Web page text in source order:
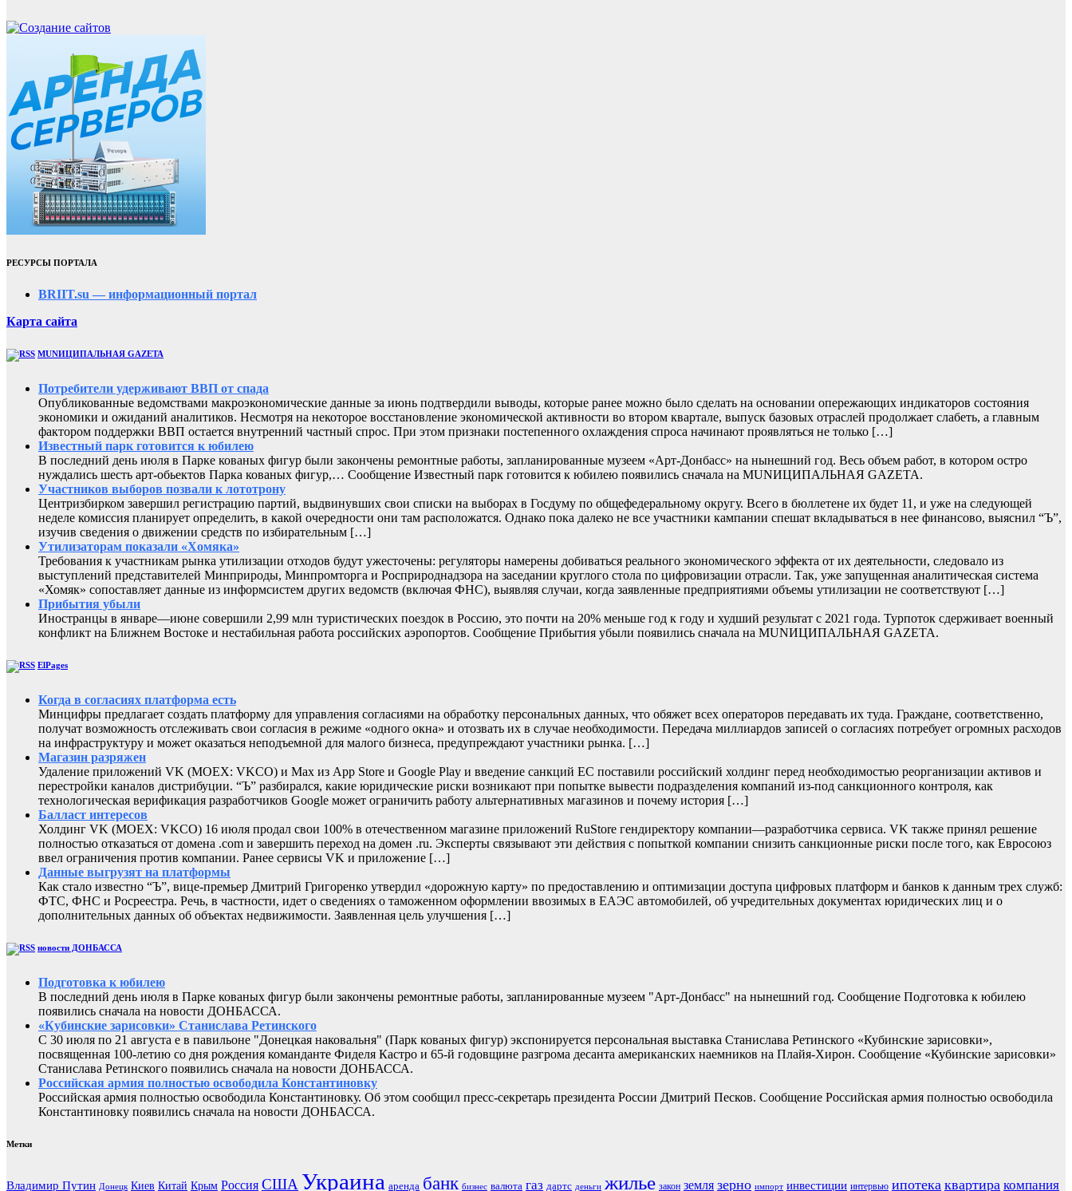
РЕСУРСЫ ПОРТАЛА
BRIIT.su — информационный портал
Карта сайта
MUNИЦИПАЛЬНАЯ GAZЕТА
Потребители удерживают ВВП от спада
Опубликованные ведомствами макроэкономические данные за июнь подтвердили выводы, которые ранее можно было сделать на основании опережающих индикаторов состояния
экономики и ожиданий аналитиков. Несмотря на некоторое восстановление экономической активности во втором квартале, выпуск базовых отраслей продолжает слабеть, а главным
фактором поддержки ВВП остается внутренний частный спрос. При этом признаки постепенного охлаждения спроса начинают проявляться не только […]
Известный парк готовится к юбилею
В последний день июля в Парке кованых фигур были закончены ремонтные работы, запланированные музеем «Арт-Донбасс» на нынешний год. Весь объем работ, в котором остро
нуждались шесть арт-обьектов Парка кованых фигур,… Сообщение Известный парк готовится к юбилею появились сначала на MUNИЦИПАЛЬНАЯ GAZЕТА.
Участников выборов позвали к лототрону
Центризбирком завершил регистрацию партий, выдвинувших свои списки на выборах в Госдуму по общефедеральному округу. Всего в бюллетене их будет 11, и уже на следующей
неделе комиссия планирует определить, в какой очередности они там расположатся. Однако пока далеко не все участники кампании спешат вкладываться в нее финансово, выяснил “Ъ”,
изучив сведения о движении средств по избирательным […]
Утилизаторам показали «Хомяка»
Требования к участникам рынка утилизации отходов будут ужесточены: регуляторы намерены добиваться реального экономического эффекта от их деятельности, следовало из
выступлений представителей Минприроды, Минпромторга и Росприроднадзора на заседании круглого стола по цифровизации отрасли. Так, уже запущенная аналитическая система
«Хомяк» сопоставляет данные из информсистем других ведомств (включая ФНС), выявляя случаи, когда заявленные предприятиями объемы утилизации не соответствуют […]
Прибытия убыли
Иностранцы в январе—июне совершили 2,99 млн туристических поездок в Россию, это почти на 20% меньше год к году и худший результат с 2021 года. Турпоток сдерживает военный
конфликт на Ближнем Востоке и нестабильная работа российских аэропортов. Сообщение Прибытия убыли появились сначала на MUNИЦИПАЛЬНАЯ GAZЕТА.
ElPages
Когда в согласиях платформа есть
Минцифры предлагает создать платформу для управления согласиями на обработку персональных данных, что обяжет всех операторов передавать их туда. Граждане, соответственно,
получат возможность отслеживать свои согласия в режиме «одного окна» и отозвать их в случае необходимости. Передача миллиардов записей о согласиях потребует огромных расходов
на инфраструктуру и может оказаться неподъемной для малого бизнеса, предупреждают участники рынка. […]
Магазин разряжен
Удаление приложений VK (MOEX: VKCO) и Max из App Store и Google Play и введение санкций ЕС поставили российский холдинг перед необходимостью реорганизации активов и
перестройки каналов дистрибуции. “Ъ” разбирался, какие юридические риски возникают при попытке вывести подразделения компаний из-под санкционного контроля, как
технологическая верификация разработчиков Google может ограничить работу альтернативных магазинов и почему история […]
Балласт интересов
Холдинг VK (MOEX: VKCO) 16 июля продал свои 100% в отечественном магазине приложений RuStore гендиректору компании—разработчика сервиса. VK также принял решение
полностью отказаться от домена .com и завершить переход на домен .ru. Эксперты связывают эти действия с попыткой компании снизить санкционные риски после того, как Евросоюз
ввел ограничения против компании. Ранее сервисы VK и приложение […]
Данные выгрузят на платформы
Как стало известно “Ъ”, вице-премьер Дмитрий Григоренко утвердил «дорожную карту» по предоставлению и оптимизации доступа цифровых платформ и банков к данным трех служб:
ФТС, ФНС и Росреестра. Речь, в частности, идет о сведениях о таможенном оформлении ввозимых в ЕАЭС автомобилей, об учредительных документах юридических лиц и о
дополнительных данных об объектах недвижимости. Заявленная цель улучшения […]
новости ДОНБАССА
Подготовка к юбилею
В последний день июля в Парке кованых фигур были закончены ремонтные работы, запланированные музеем "Арт-Донбасс" на нынешний год. Сообщение Подготовка к юбилею
появились сначала на новости ДОНБАССА.
«Кубинские зарисовки» Станислава Ретинского
С 30 июля по 21 августа е в павильоне "Донецкая наковальня" (Парк кованых фигур) экспонируется персональная выставка Станислава Ретинского «Кубинские зарисовки»,
посвященная 100-летию со дня рождения команданте Фиделя Кастро и 65-й годовщине разгрома десанта американских наемников на Плайя-Хирон. Сообщение «Кубинские зарисовки»
Станислава Ретинского появились сначала на новости ДОНБАССА.
Российская армия полностью освободила Константиновку
Российская армия полностью освободила Константиновку. Об этом сообщил пресс-секретарь президента России Дмитрий Песков. Сообщение Российская армия полностью освободила
Константиновку появились сначала на новости ДОНБАССА.
Метки
Владимир Путин Донецк Киев Китай Крым Россия США Украина аренда банк бизнес валюта газ дартс деньги жилье закон земля зерно импорт инвестиции интервью ипотека квартира компания